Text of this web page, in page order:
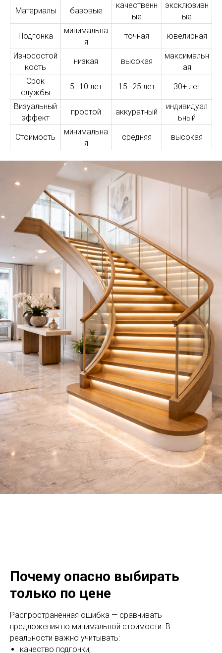
Материалы базовые
качественн
ые
эксклюзивн
ые
Подгонка
минимальна
я
точная ювелирная
Износостой
кость
низкая высокая
максимальн
ая
Срок
службы
5–10 лет 15–25 лет 30+ лет
Визуальный
эффект
простой аккуратный
индивидуал
ьный
Стоимость
минимальна
я
средняя высокая
Почему опасно выбирать
только по цене
Распространённая ошибка — сравнивать
предложения по минимальной стоимости. В
реальности важно учитывать:
качество подгонки;